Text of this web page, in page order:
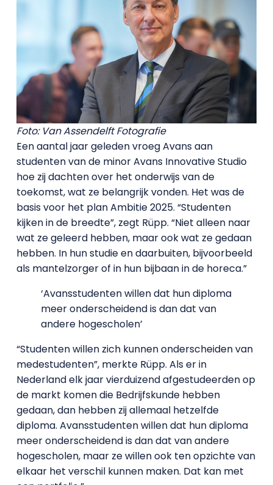
Foto: Van Assendelft Fotografie
Een aantal jaar geleden vroeg Avans aan
studenten van de minor Avans Innovative Studio
hoe zij dachten over het onderwijs van de
toekomst, wat ze belangrijk vonden. Het was de
basis voor het plan Ambitie 2025. “Studenten
kijken in de breedte”, zegt Rüpp. “Niet alleen naar
wat ze geleerd hebben, maar ook wat ze gedaan
hebben. In hun studie en daarbuiten, bijvoorbeeld
als mantelzorger of in hun bijbaan in de horeca.”
‘Avansstudenten willen dat hun diploma
meer onderscheidend is dan dat van
andere hogescholen’
“Studenten willen zich kunnen onderscheiden van
medestudenten”, merkte Rüpp. Als er in
Nederland elk jaar vierduizend afgestudeerden op
de markt komen die Bedrijfskunde hebben
gedaan, dan hebben zij allemaal hetzelfde
diploma. Avansstudenten willen dat hun diploma
meer onderscheidend is dan dat van andere
hogescholen, maar ze willen ook ten opzichte van
elkaar het verschil kunnen maken. Dat kan met